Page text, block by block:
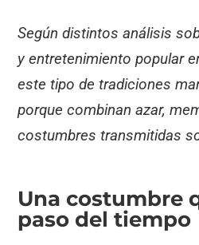
Según distintos análisis
y entretenimiento popular
este tipo de tradiciones
porque combinan azar,
costumbres transmitidas
Una costumbre
paso del tiempo